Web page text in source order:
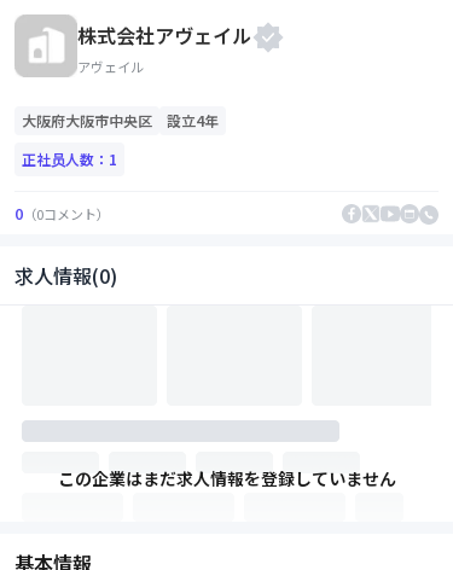
株式会社アヴェイル
アヴェイル
大阪府大阪市中央区
設立4年
正社员人数： 1
0 （0コメント）
求人情報(0)
この企業はまだ求人情報を登録していません
基本情報